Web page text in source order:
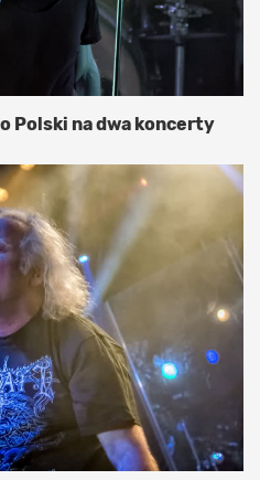
Polski na dwa koncerty